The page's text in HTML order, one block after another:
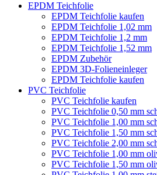
EPDM Teichfolie
EPDM Teichfolie kaufen
EPDM Teichfolie 1,02 mm
EPDM Teichfolie 1,2 mm
EPDM Teichfolie 1,52 mm
EPDM Zubehör
EPDM 3D-Folieneinleger
EPDM Teichfolie kaufen
PVC Teichfolie
PVC Teichfolie kaufen
PVC Teichfolie 0,50 mm
PVC Teichfolie 1,00 mm
PVC Teichfolie 1,50 mm
PVC Teichfolie 2,00 mm
PVC Teichfolie 1,00 mm
PVC Teichfolie 1,50 mm